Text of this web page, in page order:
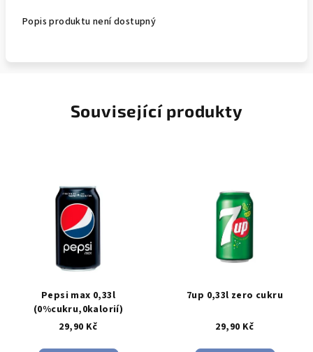
Popis produktu není dostupný
Související produkty
Pepsi max 0,33l
(0%cukru,0kalorií)
29,90 Kč
7up 0,33l zero cukru
29,90 Kč